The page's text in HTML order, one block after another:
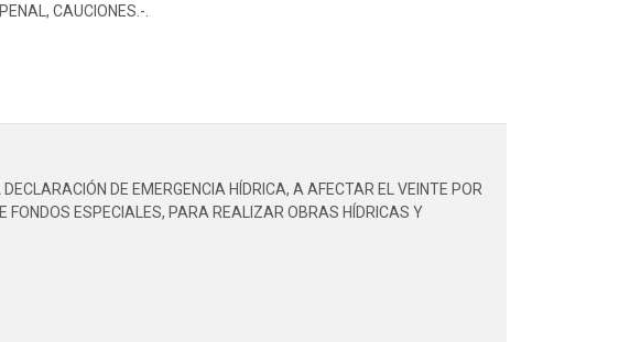
CAUCIONES.-.
DE EMERGENCIA HÍDRICA, A AFECTAR EL VEINTE POR
FONDOS ESPECIALES, PARA REALIZAR OBRAS HÍDRICAS Y